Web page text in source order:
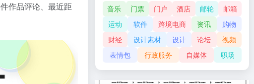
作品评论、最近距
音乐 门票 门户 酒店 邮轮
邮箱
运动
软件 跨境电商 资讯
购物
财经
设计素材 设计 论坛
视频
表情包
行政服务 自媒体 职场